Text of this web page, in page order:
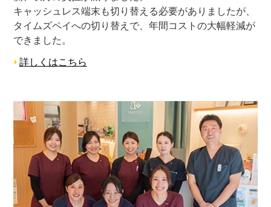
キャッシュレス端末も切り替える必要がありましたが、
タイムズペイへの切り替えで、年間コストの大幅軽減が
できました。
詳しくはこちら